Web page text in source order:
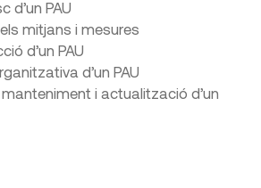
d’un PAU
mitjans i mesures
d’un PAU
d’un PAU
i actualització d’un